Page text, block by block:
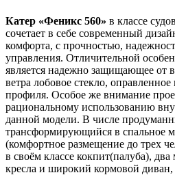
Катер «Феникс 560» в классе
сочетает в себе современный
комфорта, с прочностью,
управления. Отличительной
является надежно защищающее от
ветра лобовое стекло,
профиля. Особое же внимание
рациональному использованию
данной модели. В числе
трансформирующийся в спальное
(комфортное размещение до трех
в своём классе кокпит(палуба),
кресла и широкий кормовой